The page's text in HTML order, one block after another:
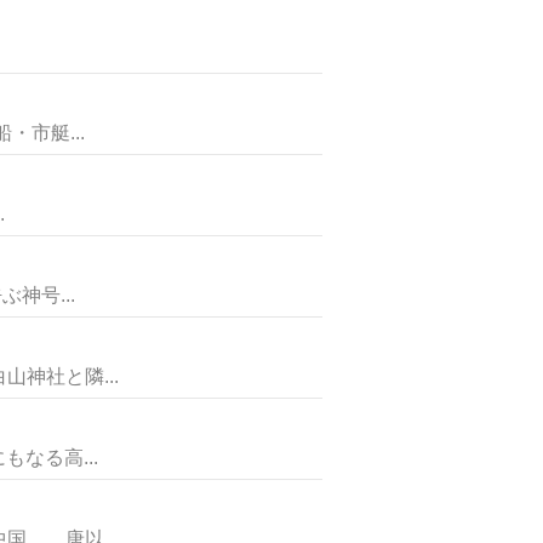
市艇...
神号...
神社と隣...
なる高...
唐以...